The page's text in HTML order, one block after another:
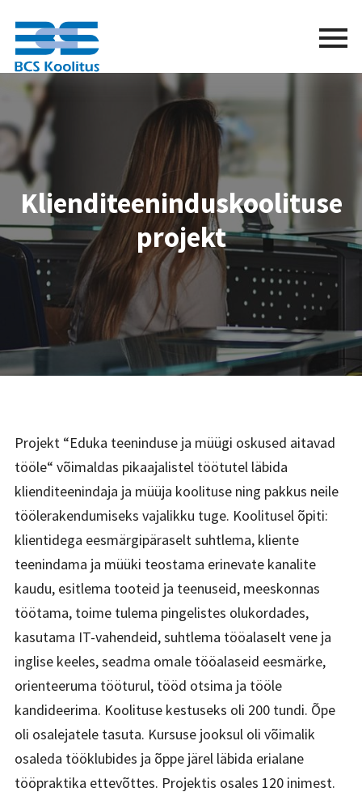
BCS
Menu
Klienditeeninduskoolituse
projekt
Projekt “Eduka teeninduse ja müügi oskused aitavad
tööle“ võimaldas pikaajalistel töötutel läbida
klienditeenindaja ja müüja koolituse ning pakkus neile
töölerakendumiseks vajalikku tuge. Koolitusel õpiti:
klientidega eesmärgipäraselt suhtlema, kliente
teenindama ja müüki teostama erinevate kanalite
kaudu, esitlema tooteid ja teenuseid, meeskonnas
töötama, toime tulema pingelistes olukordades,
kasutama IT-vahendeid, suhtlema tööalaselt vene ja
inglise keeles, seadma omale tööalaseid eesmärke,
orienteeruma tööturul, tööd otsima ja tööle
kandideerima. Koolituse kestuseks oli 200 tundi. Õpe
oli osalejatele tasuta. Kursuse jooksul oli võimalik
osaleda tööklubides ja õppe järel läbida erialane
tööpraktika ettevõttes. Projektis osales 120 inimest.